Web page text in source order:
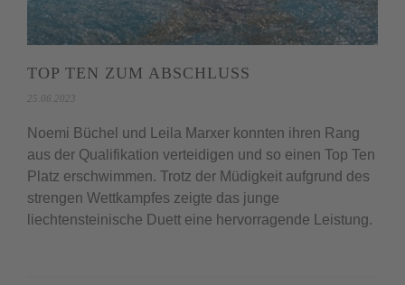
TOP TEN ZUM ABSCHLUSS
25.06.2023
Noemi Büchel und Leila Marxer konnten ihren Rang
aus der Qualifikation verteidigen und so einen Top Ten
Platz erschwimmen. Trotz der Müdigkeit aufgrund des
strengen Wettkampfes zeigte das junge
liechtensteinische Duett eine hervorragende Leistung.